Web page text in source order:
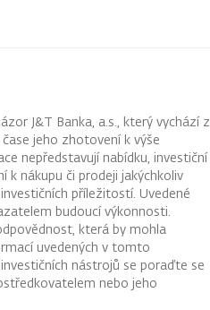
J&T Banka, a.s., který vychází z
jeho zhotovení k výše
nepředstavují nabídku, investiční
k nákupu či prodeji jakýchkoliv
příležitostí. Uvedené
budoucí výkonnosti.
která by mohla
uvedených v tomto
nástrojů se poraďte se
nebo jeho